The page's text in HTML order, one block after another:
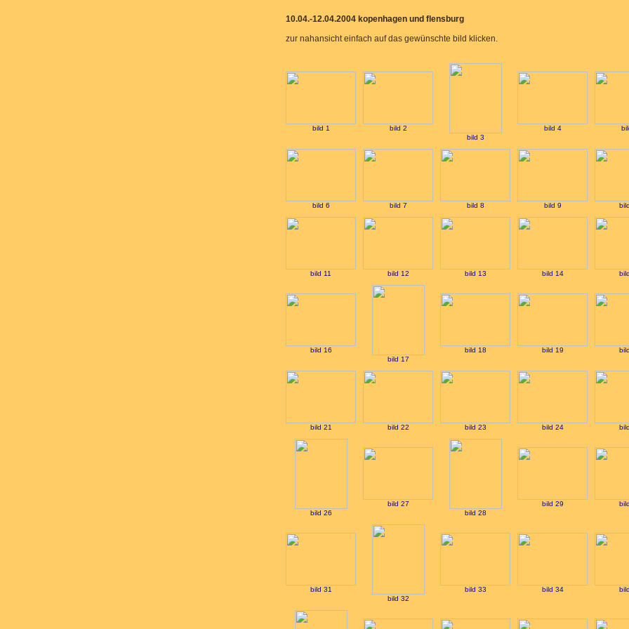
10.04.-12.04.2004 kopenhagen und flensburg
zur nahansicht einfach auf das gewünschte bild klicken.
bild 1
bild 2
bild 3
bild 4
bild 6 bild 7 bild 8 bild 9
bild 11 bild 12 bild 13 bild 14
bild 16
bild 17
bild 18 bild 19
bild 21 bild 22 bild 23 bild 24
bild 26
bild 27
bild 28
bild 29
bild 31
bild 32
bild 33 bild 34